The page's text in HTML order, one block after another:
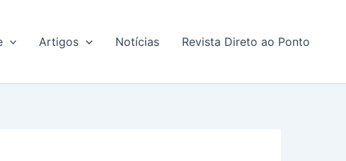
Artigos Notícias Revista Direto ao Ponto